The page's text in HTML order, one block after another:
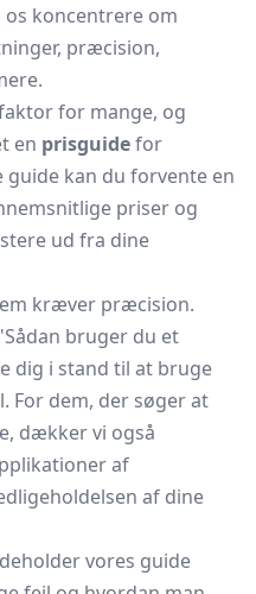
os koncentrere om
præcision,
for mange, og
en prisguidefor
guide kan du forvente en
priser og
ud fra dine
kræver præcision.
bruger du et
dig i stand til at bruge
For dem, der søger at
dækker vi også
af
af dine
vores guide